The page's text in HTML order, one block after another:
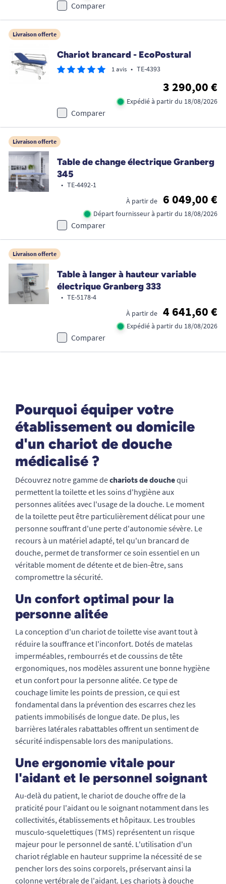
Comparer
Livraison offerte
Chariot brancard - EcoPostural
1 avis • TE-4393
3 290,00 €
Expédié à partir du 18/08/2026
Comparer
Livraison offerte
Table de change électrique Granberg
345
• TE-4492-1
À partir de
6 049,00 €
Départ fournisseur à partir du 18/08/2026
Comparer
Livraison offerte
Table à langer à hauteur variable
électrique Granberg 333
• TE-5178-4
À partir de
4 641,60 €
Expédié à partir du 18/08/2026
Comparer
Pourquoi équiper votre
établissement ou domicile
d'un chariot de douche
médicalisé ?
Découvrez notre gamme dechariots de douchequi
permettent la toilette et les soins d'hygiène aux
personnes alitées avec l'usage de la douche. Le moment
de la toilette peut être particulièrement délicat pour une
personne souffrant d'une perte d'autonomie sévère. Le
recours à un matériel adapté, tel qu'un brancard de
douche, permet de transformer ce soin essentiel en un
véritable moment de détente et de bien-être, sans
compromettre la sécurité.
Un confort optimal pour la
personne alitée
La conception d'un chariot de toilette vise avant tout à
réduire la souffrance et l'inconfort. Dotés de matelas
imperméables, rembourrés et de coussins de tête
ergonomiques, nos modèles assurent une bonne hygiène
et un confort pour la personne alitée. Ce type de
couchage limite les points de pression, ce qui est
fondamental dans la prévention des escarres chez les
patients immobilisés de longue date. De plus, les
barrières latérales rabattables offrent un sentiment de
sécurité indispensable lors des manipulations.
Une ergonomie vitale pour
l'aidant et le personnel soignant
Au-delà du patient, le chariot de douche offre de la
praticité pour l'aidant ou le soignant notamment dans les
collectivités, établissements et hôpitaux. Les troubles
musculo-squelettiques (TMS) représentent un risque
majeur pour le personnel de santé. L'utilisation d'un
chariot réglable en hauteur supprime la nécessité de se
pencher lors des soins corporels, préservant ainsi la
colonne vertébrale de l'aidant. Les chariots à douche